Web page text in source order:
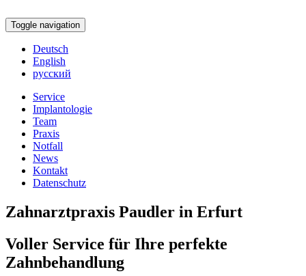
Toggle navigation
Deutsch
English
русский
Service
Implantologie
Team
Praxis
Notfall
News
Kontakt
Datenschutz
Zahnarztpraxis Paudler in Erfurt
Voller Service für Ihre perfekte
Zahnbehandlung